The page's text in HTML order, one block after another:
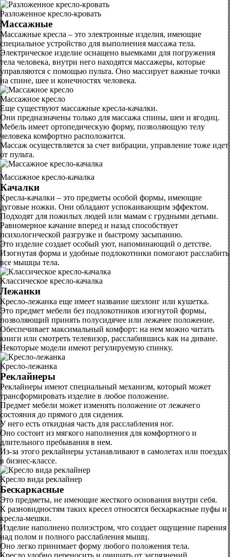
Разложенное кресло-кровать
Массажные
Массажные кресла – это электронные изделия, имеющие
специальное устройство для выполнения массажа тела.
Электрическое изделие оснащено выемками для погружения
тела человека, внутри него находятся массажеры, которые
управляются с помощью пульта. Оно массирует важные точки
на спине, шее и конечностях человека.
Массажное кресло
Еще существуют массажные кресла-качалки.
Они предназначены только для массажа спины, шеи и ягодиц.
Мебель имеет ортопедическую форму, позволяющую телу
человека комфортно расположится.
Массаж осуществляется за счет вибрации, управление тоже идет
от пульта.
Массажное кресло-качалка
Качалки
Кресла-качалки – это предметы особой формы, имеющие
дуговые ножки. Они обладают успокаивающим эффектом.
Подходят для пожилых людей или мамам с грудными детьми.
Равномерное качание вперед и назад способствует
психологической разгрузке и быстрому засыпанию.
Это изделие создает особый уют, напоминающий о детстве.
Изогнутая форма и удобные подлокотники помогают расслабить
все мышцы тела.
Классическое кресло-качалка
Лежанки
Кресло-лежанка еще имеет название шезлонг или кушетка.
Это предмет мебели без подлокотников изогнутой формы,
позволяющий принять полусидячее или лежачее положение.
Обеспечивает максимальный комфорт: на нем можно читать
книги или смотреть телевизор, расслабившись как на диване.
Некоторые модели имеют регулируемую спинку.
Кресло-лежанка
Реклайнеры
Реклайнеры имеют специальный механизм, который может
трансформировать изделие в любое положение.
Предмет мебели может изменять положение от лежачего
состояния до прямого для сидения.
У него есть откидная часть для расслабления ног.
Оно состоит из мягкого наполнения для комфортного и
длительного пребывания в нем.
Из-за этого реклайнеры устанавливают в самолетах или поездах
в бизнес-классе.
Кресло вида реклайнер
Бескаркасные
Это предметы, не имеющие жесткого основания внутри себя.
К разновидностям таких кресел относятся бескаркасные пуфы и
кресла-мешки.
Изделие наполнено полиэстром, что создает ощущение парения
над полом и полного расслабления мышц.
Оно легко принимает форму любого положения тела.
Кресло удобно переносить и очищать от загрязнений.